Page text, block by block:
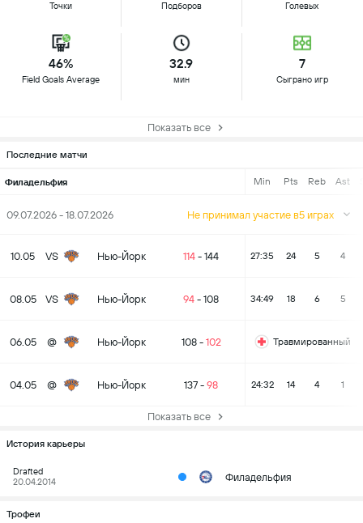
Точки Подборов Голевых
46%
Field Goals Average
32.9
мин
7
Сыграно игр
Показать все
Последние матчи
Филадельфия Min Pts Reb Ast
09.07.2026 - 18.07.2026 Не принимал участие в5 играх
10.05 VS Нью-Йорк 114 - 144 27:35 24 5 4
08.05 VS Нью-Йорк 94 - 108 34:49 18 6 5
06.05 @ Нью-Йорк 108- 102 Травмированный
04.05 @ Нью-Йорк 137 - 98 24:32 14 4 1
Показать все
История карьеры
Drafted
20.04.2014
Филадельфия
Трофеи